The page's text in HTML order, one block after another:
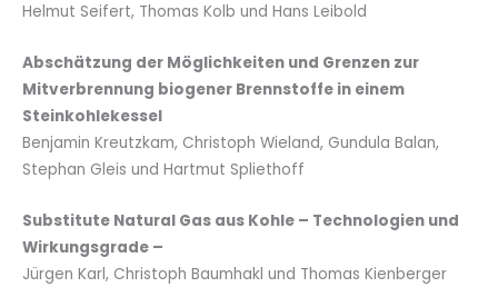
Helmut Seifert, Thomas Kolb und Hans Leibold
Abschätzung der Möglichkeiten und Grenzen zur
Mitverbrennung biogener Brennstoffe in einem
Steinkohlekessel
Benjamin Kreutzkam, Christoph Wieland, Gundula Balan,
Stephan Gleis und Hartmut Spliethoff
Substitute Natural Gas aus Kohle – Technologien und
Wirkungsgrade –
Jürgen Karl, Christoph Baumhakl und Thomas Kienberger